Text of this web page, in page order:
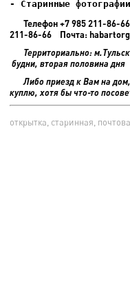
- Старинные
Телефон +7 985 211-86-
211-86-66 Почта:
Территориально:
будни, вторая половина дня
Либо приезд к Вам на
куплю, хотя бы что-то
открытка, старинная,